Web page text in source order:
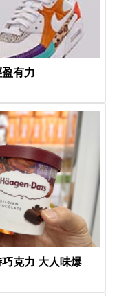
有力
克力 大人味爆